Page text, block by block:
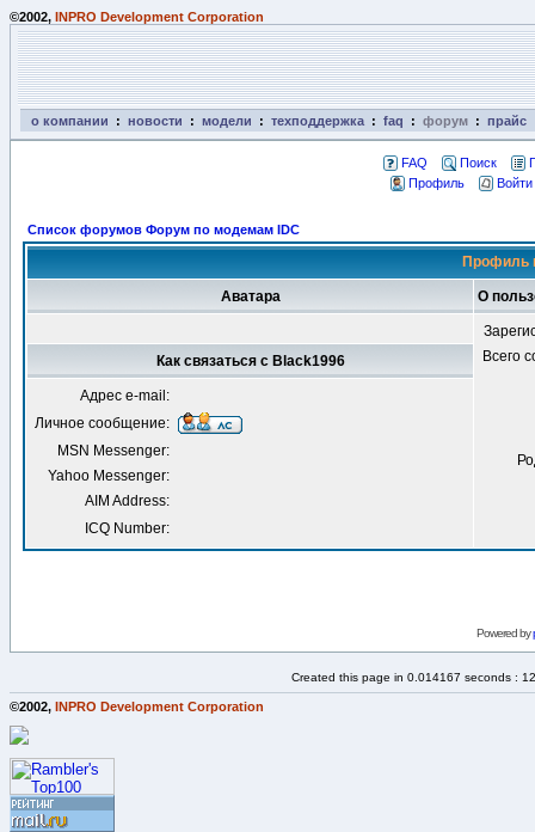
©2002, INPRO Development Corporation
о компании : новости : модели : техподдержка : faq : форум : прайс
FAQ Поиск
Профиль
Список форумов Форум по модемам IDC
Профиль
Аватара О
Всего
Как связаться с Black1996
Адрес e-mail:
Личное сообщение:
MSN Messenger:
Yahoo Messenger:
AIM Address:
ICQ Number:
Powered by
Created this page in 0.014167 seconds :
©2002, INPRO Development Corporation